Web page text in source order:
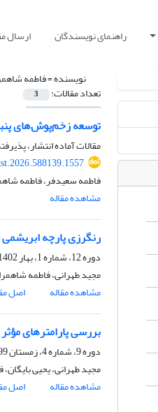
راهنمای نویسندگان ارسال
نویسنده =فاطمه
تعداد مقالات: 3
توسعه زخم‌پوش‌های
مقالات آماده انتشار،
فاطمه سعیدفر، فاطمه
مشاهده مقاله
رنگرزی پارچه
دوره 12، شماره 1، بهار 1402، صفحه
مجید طهرانی، فاطمه
مشاهده مقاله
اصل
بررسی پارامترهای
دوره 9، شماره 4، زمستان 1399، صفحه
مجید طهرانی، یحیی
مشاهده مقاله
اصل